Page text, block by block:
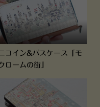
コイン&パスケース「モ
ロームの街」